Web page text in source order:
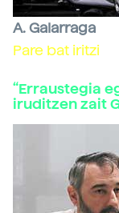
A. Galarraga
Pare bat iritzi
“Erraustegia
iruditzen zait